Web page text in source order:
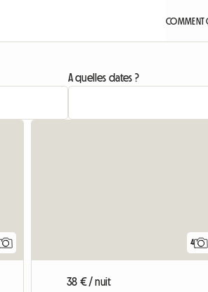
COMMENT
A quelles dates ?
4
38 € / nuit